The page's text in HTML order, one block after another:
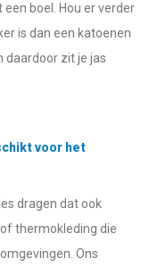
boel. Hou er verder
is dan een katoenen
daardoor zit je jas
voor het
dragen dat ook
thermokleding die
Ons